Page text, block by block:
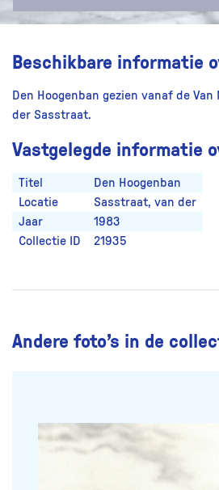
Beschikbare informatie
Den Hoogenban gezien vanaf de
der Sasstraat.
Vastgelegde informatie
Titel
Den Hoogenban
Locatie
Sasstraat, van der
Jaar
1983
Collectie ID
21935
Andere foto’s in de